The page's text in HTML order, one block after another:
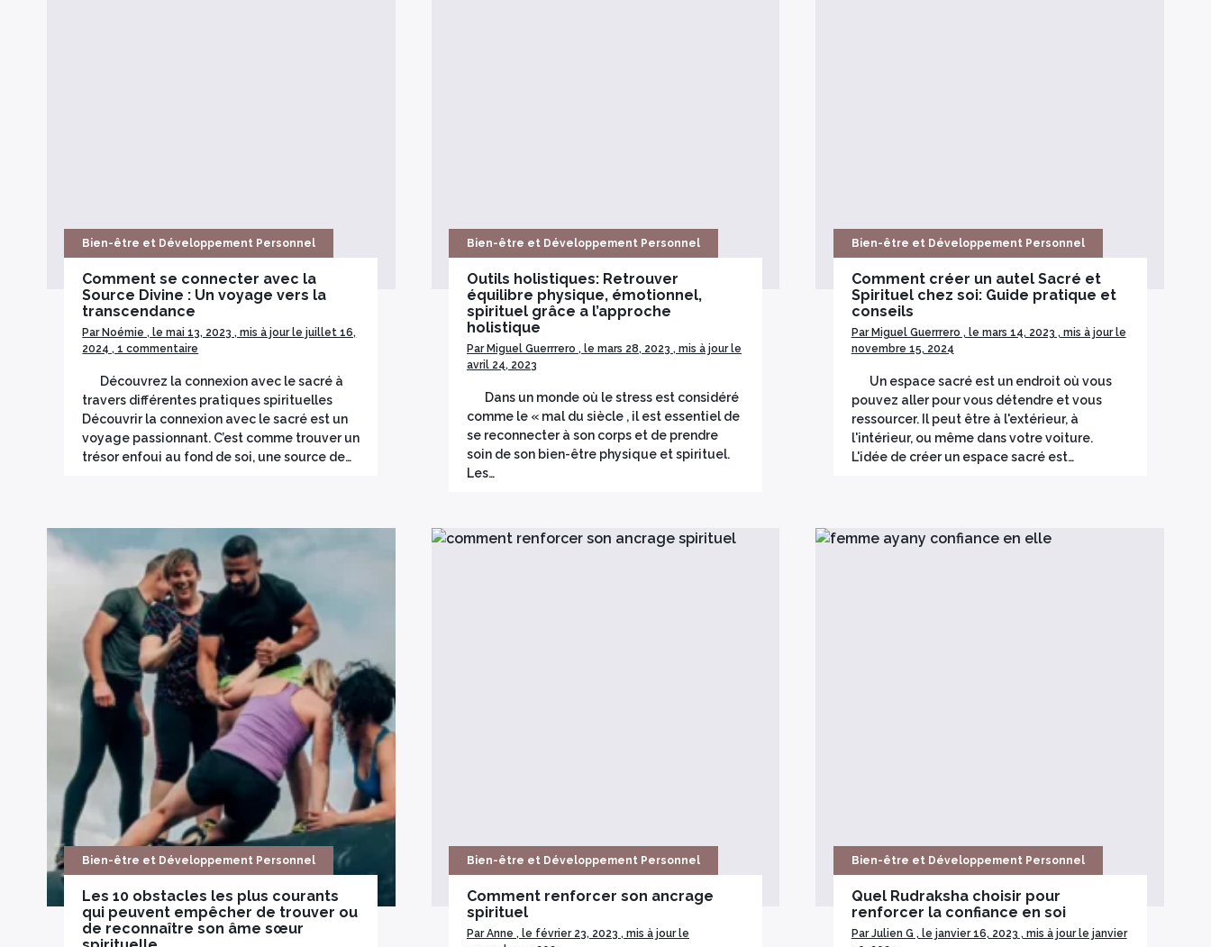
Bien-être et Développement Personnel
Comment se connecter avec la
Source Divine : Un voyage vers la
transcendance
Par Noémie , le mai 13, 2023 , mis à jour le juillet 16,
2024 , 1 commentaire
Découvrez la connexion avec le sacré à
travers différentes pratiques spirituelles
Découvrir la connexion avec le sacré est un
voyage passionnant. C’est comme trouver un
trésor enfoui au fond de soi, une source de…
Bien-être et Développement Personnel
Outils holistiques: Retrouver
équilibre physique, émotionnel,
spirituel grâce a l’approche
holistique
Par Miguel Guerrrero , le mars 28, 2023 , mis à jour le
avril 24, 2023
Dans un monde où le stress est considéré
comme le « mal du siècle , il est essentiel de
se reconnecter à son corps et de prendre
soin de son bien-être physique et spirituel.
Les…
Bien-être et Développement Personnel
Comment créer un autel Sacré et
Spirituel chez soi: Guide pratique et
conseils
Par Miguel Guerrrero , le mars 14, 2023 , mis à jour le
novembre 15, 2024
Un espace sacré est un endroit où vous
pouvez aller pour vous détendre et vous
ressourcer. Il peut être à l'extérieur, à
l'intérieur, ou même dans votre voiture.
L'idée de créer un espace sacré est…
Bien-être et Développement Personnel
Les 10 obstacles les plus courants
qui peuvent empêcher de trouver ou
de reconnaître son âme sœur
Bien-être et Développement Personnel
Comment renforcer son ancrage
spirituel
Par Anne , le février 23, 2023 , mis à jour le
Bien-être et Développement Personnel
Quel Rudraksha choisir pour
renforcer la confiance en soi
Par Julien G , le janvier 16, 2023 , mis à jour le janvier